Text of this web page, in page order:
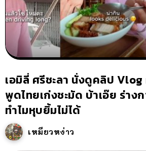
เอมิลี่ ศรีชะลา นั่งดูคลิป Vlog
พูดไทยเก่งชะมัด บ้าเอ๊ย ร่างก
ทำไมหุบยิ้มไม่ได้
เหมียวหง่าว